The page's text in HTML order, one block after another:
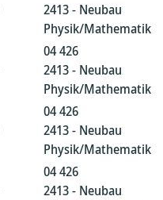
2413 - Neubau
Physik/Mathematik
04 426
2413 - Neubau
Physik/Mathematik
04 426
2413 - Neubau
Physik/Mathematik
04 426
2413 - Neubau